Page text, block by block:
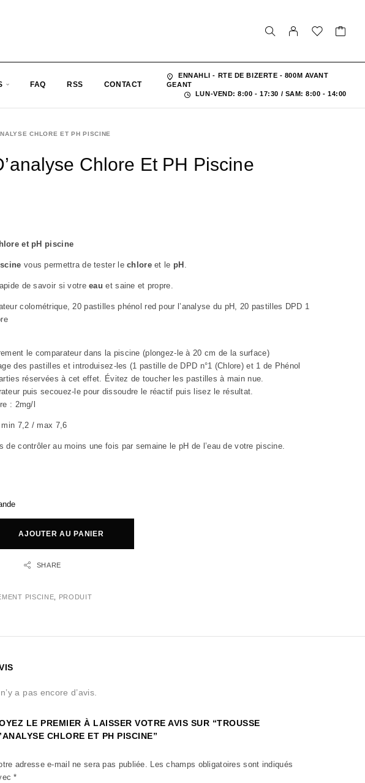
FAQ RSS CONTACT
ENNAHLI - RTE DE BIZERTE - 800M AVANT
GEANT
LUN-VEND: 8:00 - 17:30 / SAM: 8:00 - 14:00
CHLORE ET PH PISCINE
Chlore Et PH Piscine
et pH piscine
vous permettra de tester lechloreet le pH .
de savoir si votreeauet saine et propre.
colométrique, 20 pastilles phénol red pour l’analyse du pH, 20 pastilles DPD 1
le comparateur dans la piscine (plongez-le à 20 cm de la surface)
des pastilles et introduisez-les (1 pastille de DPD n°1 (Chlore) et 1 de Phénol
réservées à cet effet. Évitez de toucher les pastilles à main nue.
puis secouez-le pour dissoudre le réactif puis lisez le résultat.
: 2mg/l
7,2 / max 7,6
de contrôler au moins une fois par semaine le pH de l’eau de votre piscine.
AJOUTER AU PANIER
SHARE
PISCINE,
PRODUIT
a pas encore d’avis.
LE PREMIER À LAISSER VOTRE AVIS SUR “TROUSSE
CHLORE ET PH PISCINE”
adresse e-mail ne sera pas publiée. Les champs obligatoires sont indiqués
*